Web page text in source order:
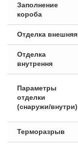
Заполнение
короба
Отделка внешняя
Отделка
внутрення
Параметры
отделки
(снаружи/внутри)
Терморазрыв